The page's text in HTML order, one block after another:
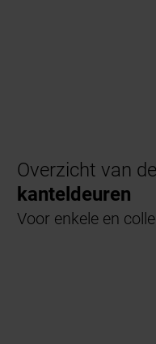
Overzicht van de
kanteldeuren
Voor enkele en